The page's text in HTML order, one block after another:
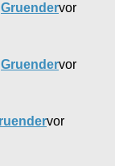
Gruendervor
Gruendervor
vor